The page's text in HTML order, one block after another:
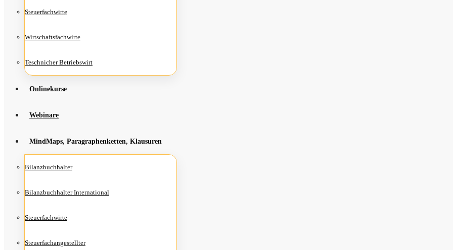
Steu­er­fach­wir­te
Wirt­schafts­fach­wir­te
Teschni­cher Betriebswirt
Online­kur­se
Web­i­na­re
Mind­Maps, Para­gra­phen­ket­ten, Klausuren
Bilanz­buch­hal­ter
Bilanz­buch­hal­ter International
Steu­er­fach­wir­te
Steu­er­fach­an­ge­stell­ter